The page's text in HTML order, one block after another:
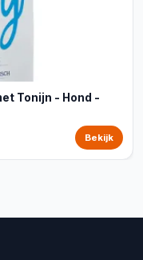
Tonijn - Hond -
Bekijk